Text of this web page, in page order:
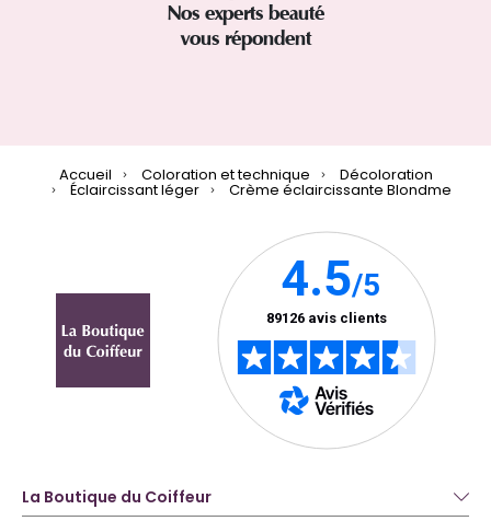
Nos experts beauté
vous répondent
Accueil Coloration et technique Décoloration
Éclaircissant léger Crème éclaircissante Blondme
La Boutique du Coiffeur